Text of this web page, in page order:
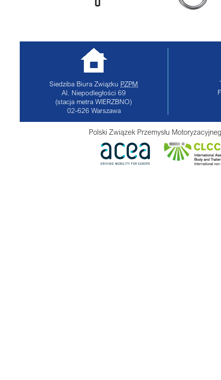
Siedziba Biura Związku PZPM
Al. Niepodległości 69
(stacja metra WIERZBNO)
02-626 Warszawa
Polski Związek Przemysłu